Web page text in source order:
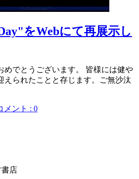
をWebにて再展示し
めでとうございます。 皆様には健や
えられたことと存じます。ご無沙汰
メント : 0
書店